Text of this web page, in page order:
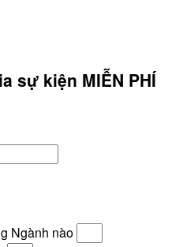
sự kiện MIỄN PHÍ
Ngành nào